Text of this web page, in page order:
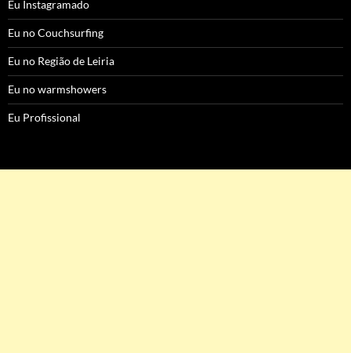
Eu Instagramado
Eu no Couchsurfing
Eu no Região de Leiria
Eu no warmshowers
Eu Profissional